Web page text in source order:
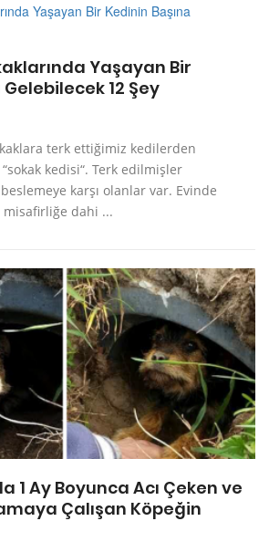
Yaşayan Bir
12 Şey
terk ettiğimiz kedilerden
kedisi“. Terk edilmişler
karşı olanlar var. Evinde
dahi ...
1 Ay Boyunca Acı Çeken ve
Çalışan Köpeğin